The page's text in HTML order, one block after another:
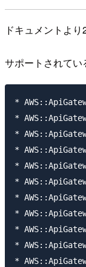
ドキュメントよ
サポートされてい
*
*
*
*
*
*
*
*
*
*
*